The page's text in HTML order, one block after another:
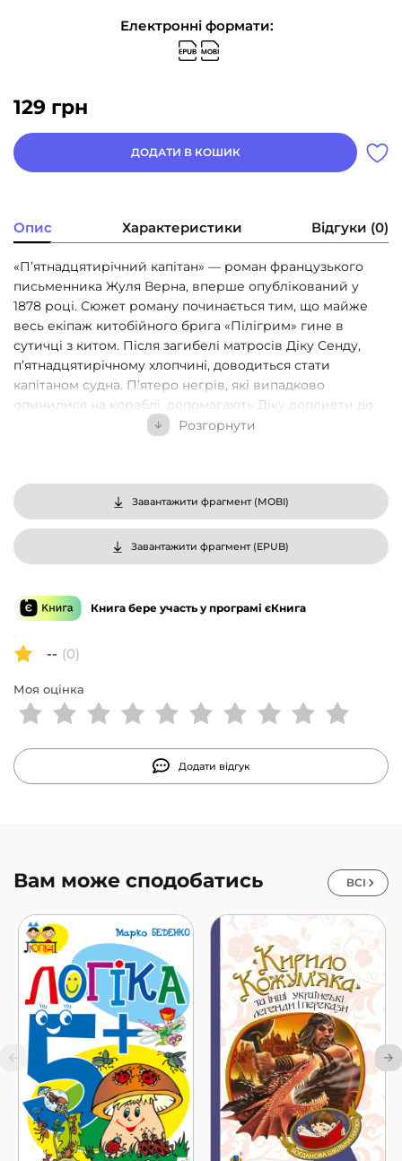
Електронні формати:
129 грн
ДОДАТИ В КОШИК
Опис Характеристики Відгуки (0)
«П’ятнадцятирічний капітан» — роман французького
письменника Жуля Верна, вперше опублікований у
1878 році. Сюжет роману починається тим, що майже
весь екіпаж китобійного брига «Пілігрим» гине в
сутичці з китом. Після загибелі матросів Діку Сенду,
п’ятнадцятирічному хлопчині, доводиться стати
капітаном судна. П’ятеро негрів, які випадково
опинилися на кораблі, допомагають Діку допливти до
Америки, — саме туди мав дістатися «Пілігрим». Але
агент рабовласників, прагне помститися Діку, а негрів
продати у рабство. Всі пасажири брига «Пілігрим»
опиняються у смертельній небезпеці, з якої їм вдається
вийти живими лише завдяки Діку Сенду…
Розгорнути
Завантажити фрагмент (MOBI)
Завантажити фрагмент (EPUB)
Книга бере участь у програмі єКнига
-- (0)
Моя оцінка
Додати відгук
Вам може сподобатись ВСІ